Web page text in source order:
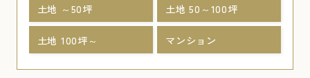
土地 ～50坪 土地 50～100坪
土地 100坪～ マンション